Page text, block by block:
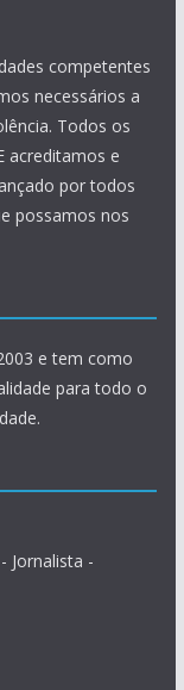
competentes
necessários a
Todos os
acreditamos e
por todos
possamos nos
e tem como
para todo o
Jornalista -